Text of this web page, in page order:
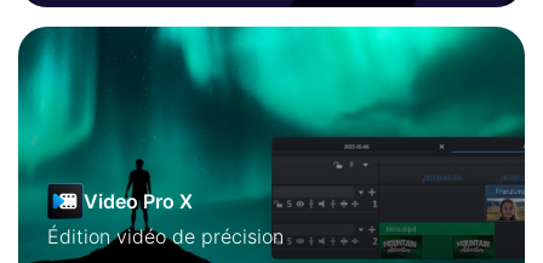
Video Pro X
Édition vidéo de précision